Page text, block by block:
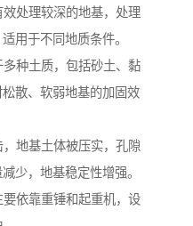
处理较深的地基，处理
用于不同地质条件。
种土质，包括砂土、黏
散、软弱地基的加固效
地基土体被压实，孔隙
少，地基稳定性增强。
依靠重锤和起重机，设